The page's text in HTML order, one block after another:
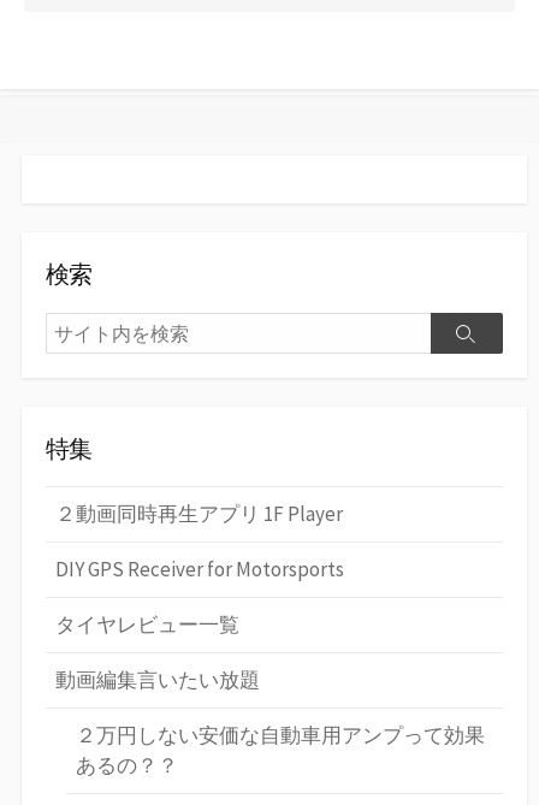
検索
検
索
検
特集
２動画同時再生アプリ 1F Player
DIY GPS Receiver for Motorsports
タイヤレビュー一覧
動画編集言いたい放題
２万円しない安価な自動車用アンプって効果
あるの？？